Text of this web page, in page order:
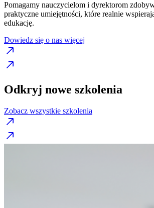
Pomagamy nauczycielom i dyrektorom
praktyczne umiejętności, które realnie
edukację.
Dowiedz się o nas więcej
Odkryj nowe szkolenia
Zobacz wszystkie szkolenia